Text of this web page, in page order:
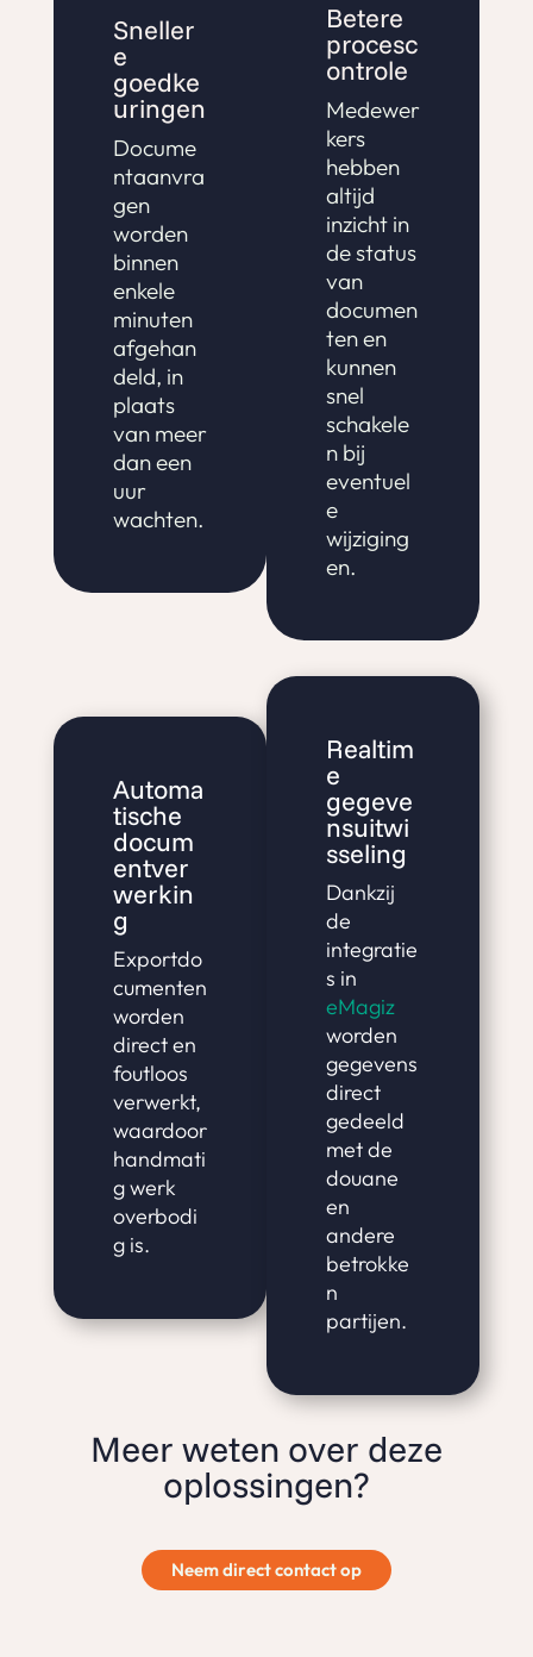
Sneller
e
goedke
uringen
Docume
ntaanvra
gen
worden
binnen
enkele
minuten
afgehan
deld, in
plaats
van meer
dan een
uur
wachten.
Betere
procesc
ontrole
Medewer
kers
hebben
altijd
inzicht in
de status
van
documen
ten en
kunnen
snel
schakele
n bij
eventuel
e
wijziging
en.
Automa
tische
docum
entver
werkin
g
Exportdo
cumenten
worden
direct en
foutloos
verwerkt,
waardoor
handmati
g werk
overbodi
g is.
Realtim
e
gegeve
nsuitwi
sseling
Dankzij
de
integratie
s in
eMagiz
worden
gegevens
direct
gedeeld
met de
douane
en
andere
betrokke
n
partijen.
Meer weten over deze
oplossingen?
Neem direct contact op